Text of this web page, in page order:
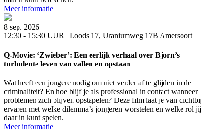
Meer informatie
8 sep. 2026
12:30 - 15:30 UUR | Loods 17, Uraniumweg 17B Amersoort
Q-Movie: ‘Zwieber’: Een eerlijk verhaal over Bjorn’s
turbulente leven van vallen en opstaan
Wat heeft een jongere nodig om niet verder af te glijden in de
criminaliteit? En hoe blijf je als professional in contact wanneer
problemen zich blijven opstapelen? Deze film laat je van dichtbij
ervaren met welke dilemma’s jongeren worstelen en welke rol jij
daar in kunt spelen.
Meer informatie